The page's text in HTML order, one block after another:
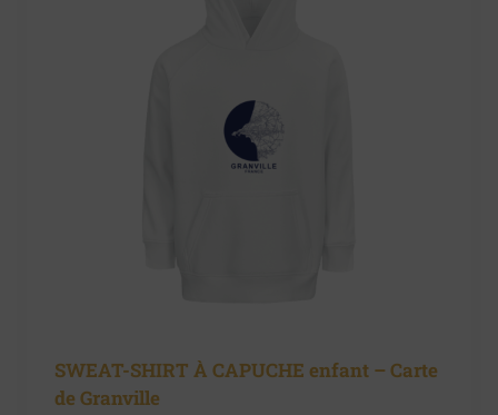
SWEAT-SHIRT À CAPUCHE enfant – Carte
de Granville